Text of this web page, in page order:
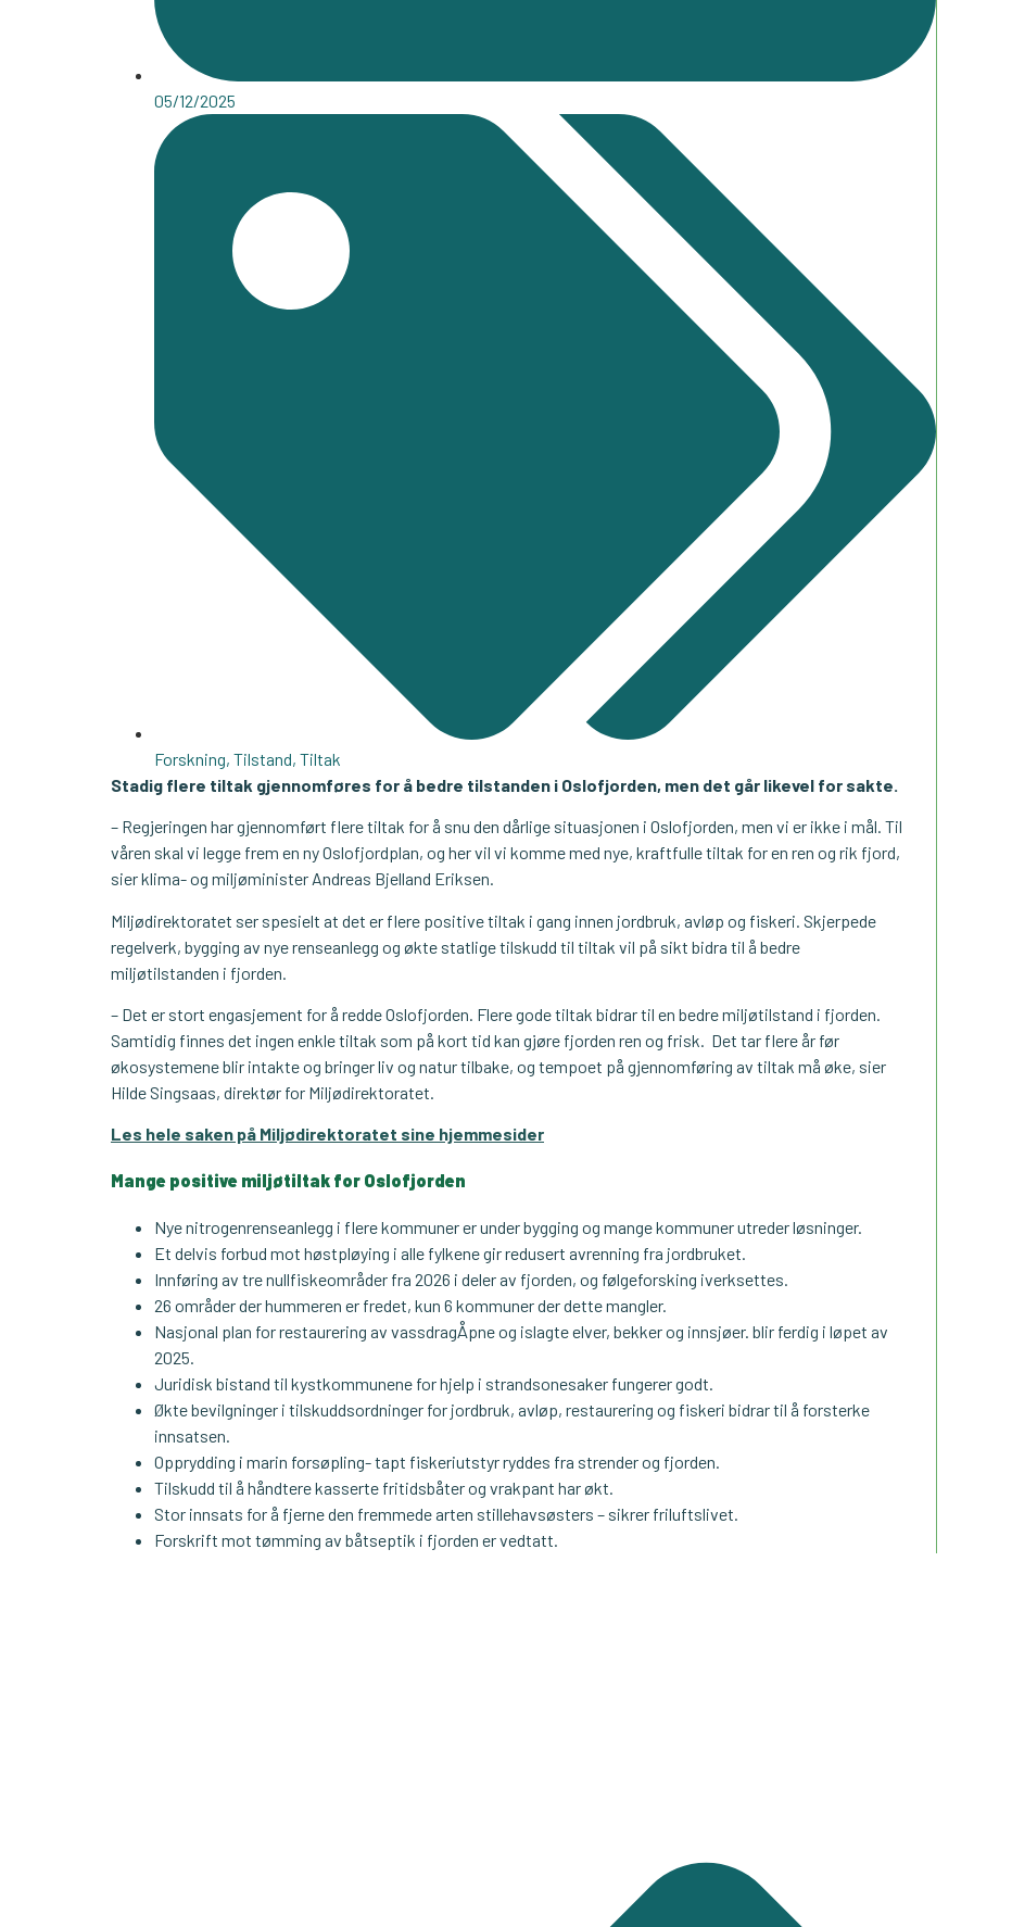
05/12/2025
Forskning, Tilstand, Tiltak
Stadig flere tiltak gjennomføres for å bedre tilstanden i Oslofjorden, men det går likevel for sakte.
– Regjeringen har gjennomført flere tiltak for å snu den dårlige situasjonen i Oslofjorden, men vi er ikke i mål. Til
våren skal vi legge frem en ny Oslofjordplan, og her vil vi komme med nye, kraftfulle tiltak for en ren og rik fjord,
sier klima- og miljøminister Andreas Bjelland Eriksen.
Miljødirektoratet ser spesielt at det er flere positive tiltak i gang innen jordbruk, avløp og fiskeri. Skjerpede
regelverk, bygging av nye renseanlegg og økte statlige tilskudd til tiltak vil på sikt bidra til å bedre
miljøtilstanden i fjorden.
– Det er stort engasjement for å redde Oslofjorden. Flere gode tiltak bidrar til en bedre miljøtilstand i fjorden.
Samtidig finnes det ingen enkle tiltak som på kort tid kan gjøre fjorden ren og frisk. Det tar flere år før
økosystemene blir intakte og bringer liv og natur tilbake, og tempoet på gjennomføring av tiltak må øke, sier
Hilde Singsaas, direktør for Miljødirektoratet.
Les hele saken på Miljødirektoratet sine hjemmesider
Mange positive miljøtiltak for Oslofjorden
Nye nitrogenrenseanlegg i flere kommuner er under bygging og mange kommuner utreder løsninger.
Et delvis forbud mot høstpløying i alle fylkene gir redusert avrenning fra jordbruket.
Innføring av tre nullfiskeområder fra 2026 i deler av fjorden, og følgeforsking iverksettes.
26 områder der hummeren er fredet, kun 6 kommuner der dette mangler.
Nasjonal plan for restaurering av vassdragÅpne og islagte elver, bekker og innsjøer. blir ferdig i løpet av
2025.
Juridisk bistand til kystkommunene for hjelp i strandsonesaker fungerer godt.
Økte bevilgninger i tilskuddsordninger for jordbruk, avløp, restaurering og fiskeri bidrar til å forsterke
innsatsen.
Opprydding i marin forsøpling- tapt fiskeriutstyr ryddes fra strender og fjorden.
Tilskudd til å håndtere kasserte fritidsbåter og vrakpant har økt.
Stor innsats for å fjerne den fremmede arten stillehavsøsters – sikrer friluftslivet.
Forskrift mot tømming av båtseptik i fjorden er vedtatt.